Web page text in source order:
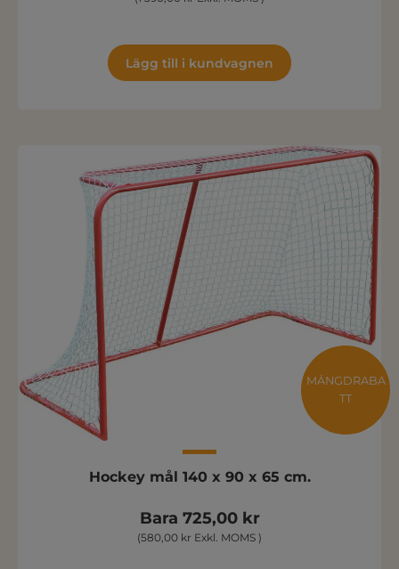
Lägg till i kundvagnen
MÄNGDRABA
TT
Hockey mål 140 x 90 x 65 cm.
Bara 725,00 kr
(580,00 kr Exkl. MOMS )